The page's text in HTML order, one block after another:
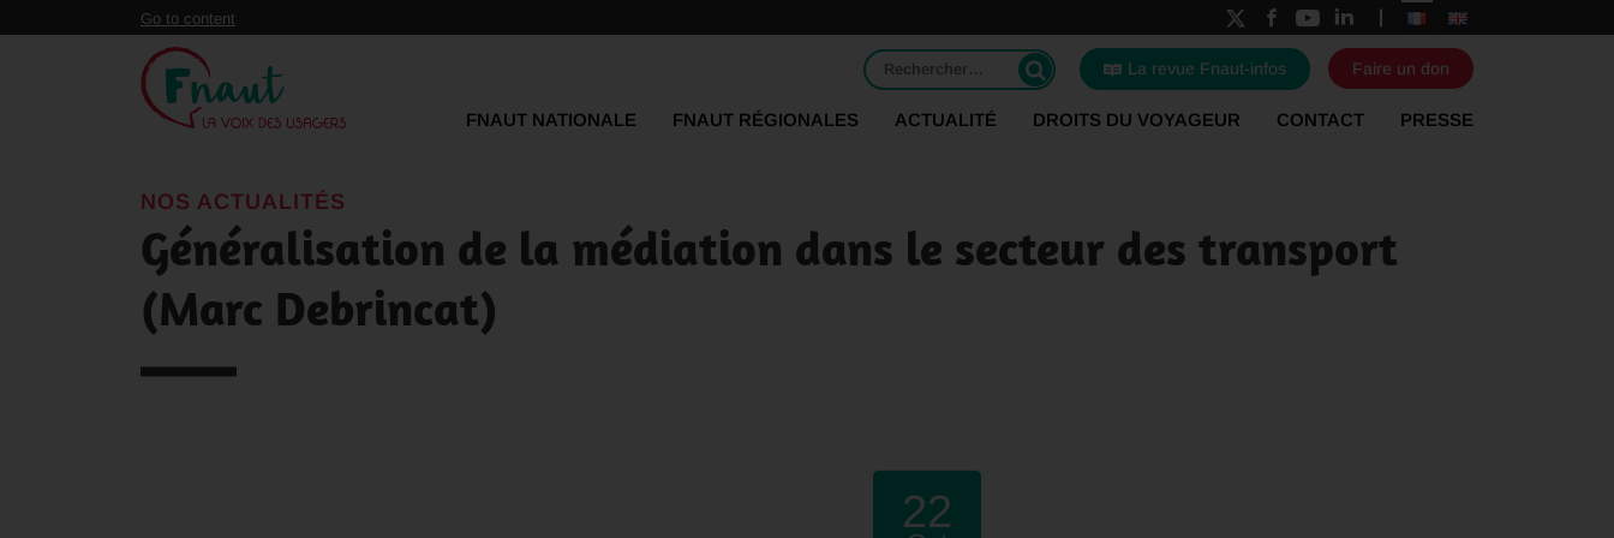
Panneau de gestion des cookies
Go to content
Rechercher : La revue Fnaut-infos Faire un don
FNAUT NATIONALE FNAUT RÉGIONALES ACTUALITÉ DROITS DU VOYAGEUR CONTACT PRESSE
NOS ACTUALITÉS
Généralisation de la médiation dans le secteur des transport
(Marc Debrincat)
22